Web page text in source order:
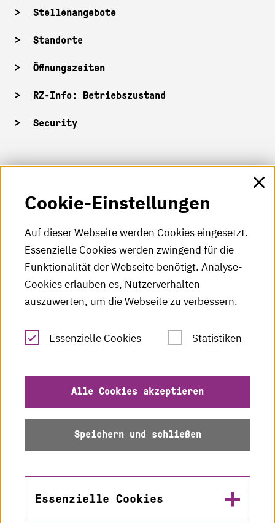
Stellenangebote
Standorte
Öffnungszeiten
RZ-Info: Betriebszustand
Security
HKA-Shop
HKA-Videos
HKA-Podcast
HKA-Publikationen
RSS-Feed
Leichte Sprache
Datenschutz
Barrierefreiheit
Cookie-Einstellungen
Auf dieser Webseite werden Cookies eingesetzt.
Essenzielle Cookies werden zwingend für die
Funktionalität der Webseite benötigt. Analyse-
Cookies erlauben es, Nutzerverhalten
auszuwerten, um die Webseite zu verbessern.
Essenzielle Cookies Statistiken
Alle Cookies akzeptieren
Speichern und schließen
Essenzielle Cookies